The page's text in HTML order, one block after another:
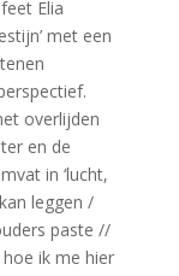
Elia
met een
overlijden
en de
in ‘lucht,
leggen /
paste //
ik me hier